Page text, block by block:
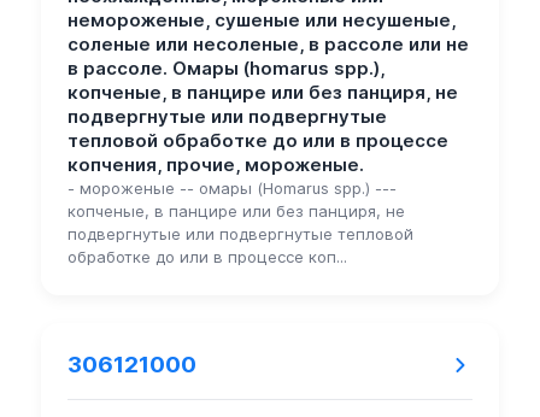
немороженые, сушеные или несушеные,
соленые или несоленые, в рассоле или не
в рассоле. Омары (homarus spp.),
копченые, в панцире или без панциря, не
подвергнутые или подвергнутые
тепловой обработке до или в процессе
копчения, прочие, мороженые.
- мороженые -- омары (Homarus spp.) ---
копченые, в панцире или без панциря, не
подвергнутые или подвергнутые тепловой
обработке до или в процессе коп...
306121000